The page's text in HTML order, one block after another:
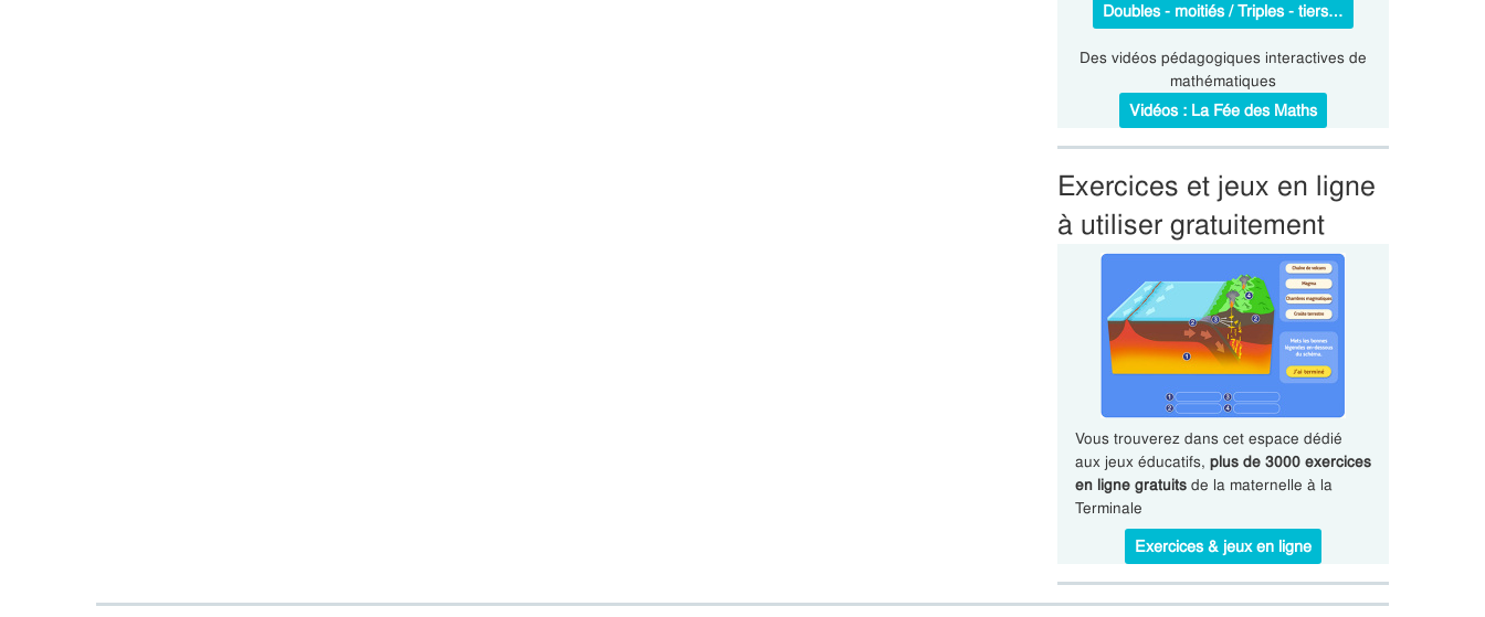
Doubles - moitiés / Triples - tiers…
Des vidéos pédagogiques interactives de
mathématiques
Vidéos : La Fée des Maths
Exercices et jeux en ligne
à utiliser gratuitement
Vous trouverez dans cet espace dédié
aux jeux éducatifs, plus de 3000 exercices
en ligne gratuitsde la maternelle à la
Terminale
Exercices & jeux en ligne